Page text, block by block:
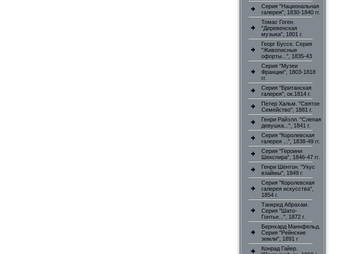
Серия "Национальная
галерея", 1830-1840 гг.
Томас Гоген.
"Деревенская
музыка", 1801 г.
Георг Буссе. Серия
"Живописные
офорты...", 1835-43
Серия "Музеи
Франции", 1803-1818
гг.
Серия "Британская
галерея", ок.1814 г.
Петер Хальм. "Святое
Семейство", 1881 г.
Генри Райэлл. "Слепая
девушка...", 1841 г.
Серия "Королевская
галерея ...", 1838-49 гг.
Серия "Героини
Шекспира", 1846-47 гг.
Генри Шентон. "Укус
взаймы", 1849 г.
Серия "Королевская
галерея искусства",
1854 г.
Танкред Абрахам.
Серия "Шато-
Гонтье...", 1872 г.
Бернхард Маннфельд.
Серия "Рейнские
земли", 1891 г
Конрад Гайер.